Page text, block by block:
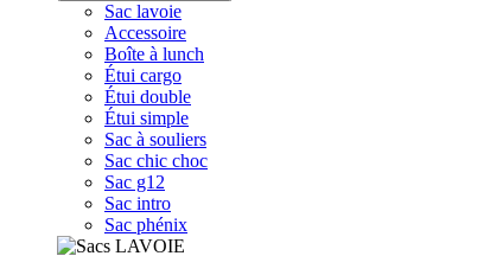
Sac lavoie
Accessoire
Boîte à lunch
Étui cargo
Étui double
Étui simple
Sac à souliers
Sac chic choc
Sac g12
Sac intro
Sac phénix